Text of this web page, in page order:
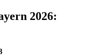
2026: